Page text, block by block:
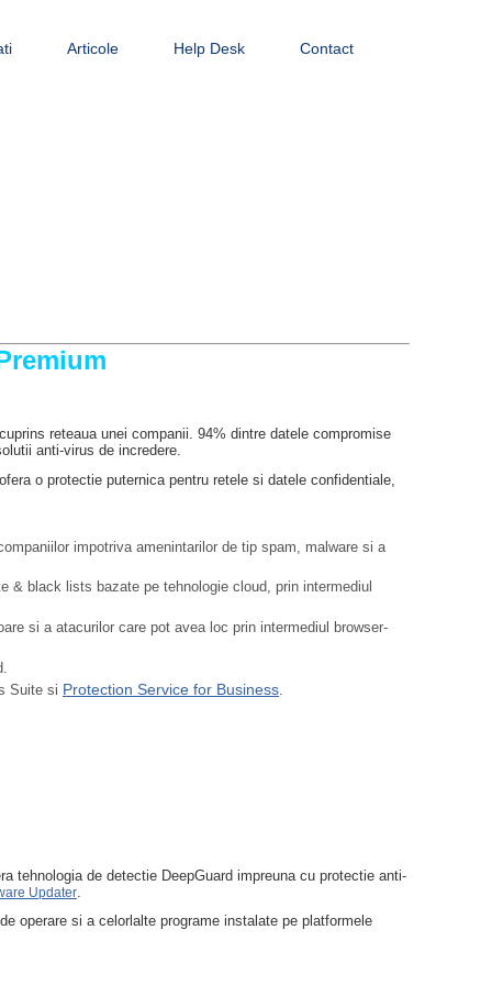
Articole Help Desk Contact
reteaua unei companii. 94% dintre datele compromise
anti-virus de incredere.
o protectie puternica pentru retele si datele confidentiale,
impotriva amenintarilor de tip spam, malware si a
& black lists bazate pe tehnologie cloud, prin intermediul
si a atacurilor care pot avea loc prin intermediul browser-
Suite si Protection Service for Business
tehnologia de detectie DeepGuard impreuna cu protectie anti-
Updater
operare si a celorlalte programe instalate pe platformele